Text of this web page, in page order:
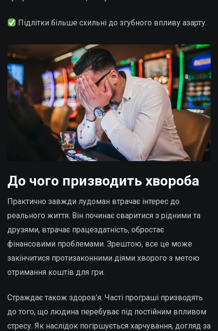
Підлітки більше схильні до згубного впливу азарту.
До чого призводить хвороба
Практично завжди лудоман втрачає інтерес до
реального життя. Він починає сваритися з рідними та
друзями, втрачає працездатність, обростає
фінансовими проблемами. Зрештою, все це може
закінчитися протизаконними діями хворого з метою
отримання коштів для гри.
Страждає також здоров’я. Часті програші призводять
до того, що людина перебуває під постійним впливом
стресу. Як наслідок погіршується харчування, догляд за